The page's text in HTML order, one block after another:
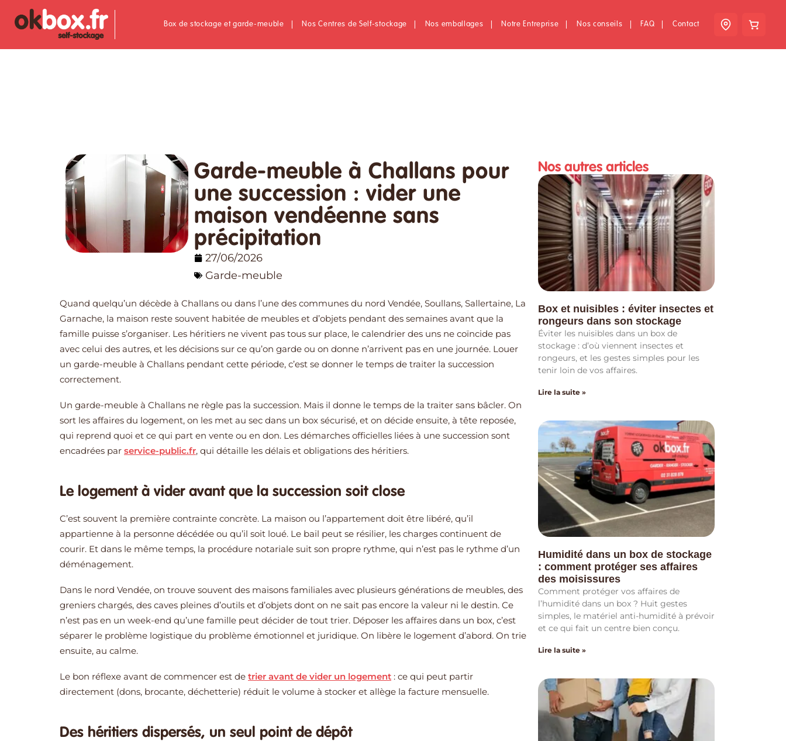
Box de stockage et garde-meuble Nos Centres de Self-stockage Nos emballages Notre Entreprise Nos conseils FAQ Contact
Garde-meuble à Challans pour
une succession : vider une
maison vendéenne sans
précipitation
27/06/2026
Garde-meuble
Quand quelqu’un décède à Challans ou dans l’une des communes du nord Vendée, Soullans, Sallertaine, La
Garnache, la maison reste souvent habitée de meubles et d’objets pendant des semaines avant que la
famille puisse s’organiser. Les héritiers ne vivent pas tous sur place, le calendrier des uns ne coïncide pas
avec celui des autres, et les décisions sur ce qu’on garde ou on donne n’arrivent pas en une journée. Louer
un garde-meuble à Challans pendant cette période, c’est se donner le temps de traiter la succession
correctement.
Un garde-meuble à Challans ne règle pas la succession. Mais il donne le temps de la traiter sans bâcler. On
sort les affaires du logement, on les met au sec dans un box sécurisé, et on décide ensuite, à tête reposée,
qui reprend quoi et ce qui part en vente ou en don. Les démarches officielles liées à une succession sont
encadrées par service-public.fr, qui détaille les délais et obligations des héritiers.
Le logement à vider avant que la succession soit close
C’est souvent la première contrainte concrète. La maison ou l’appartement doit être libéré, qu’il
appartienne à la personne décédée ou qu’il soit loué. Le bail peut se résilier, les charges continuent de
courir. Et dans le même temps, la procédure notariale suit son propre rythme, qui n’est pas le rythme d’un
déménagement.
Dans le nord Vendée, on trouve souvent des maisons familiales avec plusieurs générations de meubles, des
greniers chargés, des caves pleines d’outils et d’objets dont on ne sait pas encore la valeur ni le destin. Ce
n’est pas en un week-end qu’une famille peut décider de tout trier. Déposer les affaires dans un box, c’est
séparer le problème logistique du problème émotionnel et juridique. On libère le logement d’abord. On trie
ensuite, au calme.
Le bon réflexe avant de commencer est de trier avant de vider un logement : ce qui peut partir
directement (dons, brocante, déchetterie) réduit le volume à stocker et allège la facture mensuelle.
Des héritiers dispersés, un seul point de dépôt
Nos autres articles
Box et nuisibles : éviter insectes et
rongeurs dans son stockage
Éviter les nuisibles dans un box de
stockage : d’où viennent insectes et
rongeurs, et les gestes simples pour les
tenir loin de vos affaires.
Lire la suite »
Humidité dans un box de stockage
: comment protéger ses affaires
des moisissures
Comment protéger vos affaires de
l’humidité dans un box ? Huit gestes
simples, le matériel anti-humidité à prévoir
et ce qui fait un centre bien conçu.
Lire la suite »